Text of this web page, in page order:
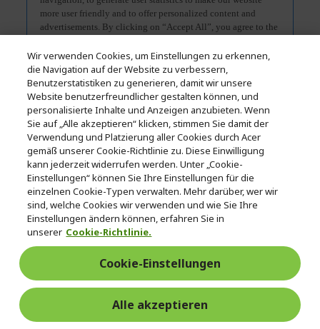
Technische Daten
Zubehör
Wir verwenden Cookies, um Einstellungen zu erkennen,
die Navigation auf der Website zu verbessern,
Benutzerstatistiken zu generieren, damit wir unsere
Website benutzerfreundlicher gestalten können, und
personalisierte Inhalte und Anzeigen anzubieten. Wenn
Sie auf „Alle akzeptieren“ klicken, stimmen Sie damit der
Verwendung und Platzierung aller Cookies durch Acer
gemäß unserer Cookie-Richtlinie zu. Diese Einwilligung
kann jederzeit widerrufen werden. Unter „Cookie-
Einstellungen“ können Sie Ihre Einstellungen für die
einzelnen Cookie-Typen verwalten. Mehr darüber, wer wir
sind, welche Cookies wir verwenden und wie Sie Ihre
Einstellungen ändern können, erfahren Sie in
unserer Cookie-Richtlinie.
Cookie-Einstellungen
Alle akzeptieren